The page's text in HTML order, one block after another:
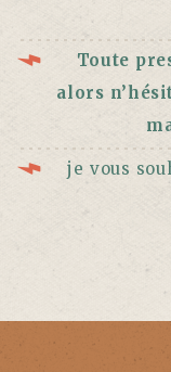
Toute
alors
je vous